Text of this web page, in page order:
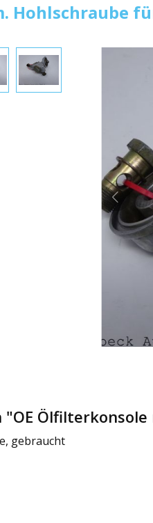
Hohlschraube
Ölfilterkonsole
gebraucht